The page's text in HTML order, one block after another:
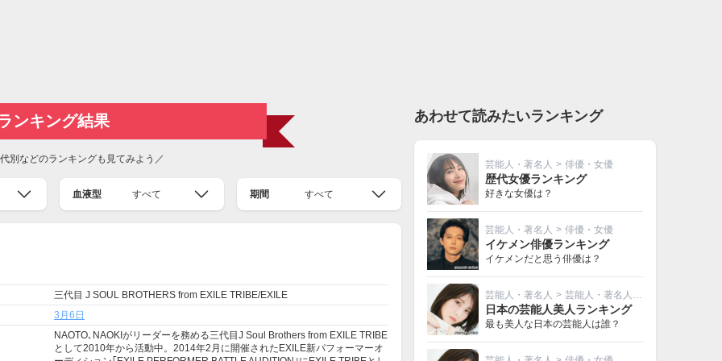
ンキング結果
別などのランキングも見てみよう／
血液型 すべて 期間 すべて
三代目 J SOUL BROTHERS from EXILE TRIBE/EXILE
3月6日
NAOTO､NAOKIがリーダーを務める三代目J Soul Brothers from EXILE TRIBE
として2010年から活動中。2014年2月に開催されたEXILE新パフォーマーオ
あわせて読みたいランキング
芸能人・著名人 > 俳優・女優
歴代女優ランキング
好きな女優は？
芸能人・著名人 > 俳優・女優
イケメン俳優ランキング
イケメンだと思う俳優は？
芸能人・著名人 > 芸能人・著名人その他
日本の芸能人美人ランキング
最も美人な日本の芸能人は誰？